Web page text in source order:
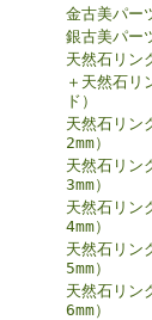
金古美パー
銀古美パー
天然石リン
＋天然石リ
ド）
天然石リン
2mm）
天然石リン
3mm）
天然石リン
4mm）
天然石リン
5mm）
天然石リン
6mm）